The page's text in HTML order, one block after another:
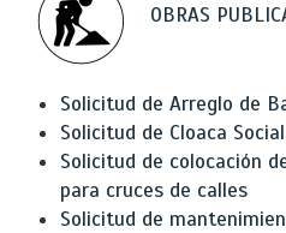
OBRAS
Solicitud de Arreglo de
Solicitud de Cloaca Social
Solicitud de colocación
para cruces de calles
Solicitud de